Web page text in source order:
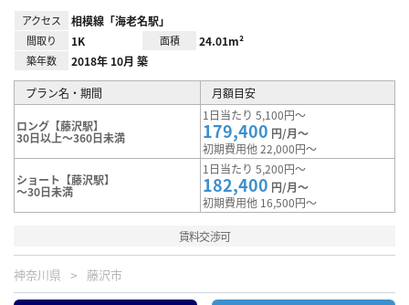
アクセス 相模線「海老名駅」
間取り 1K 面積 24.01m²
築年数 2018年 10月 築
プラン名・期間 月額目安
ロング【藤沢駅】
30日以上～360日未満
1日当たり 5,100円～
179,400 円/月～
初期費用他 22,000円～
ショート【藤沢駅】
～30日未満
1日当たり 5,200円～
182,400 円/月～
初期費用他 16,500円～
賃料交渉可
神奈川県 藤沢市